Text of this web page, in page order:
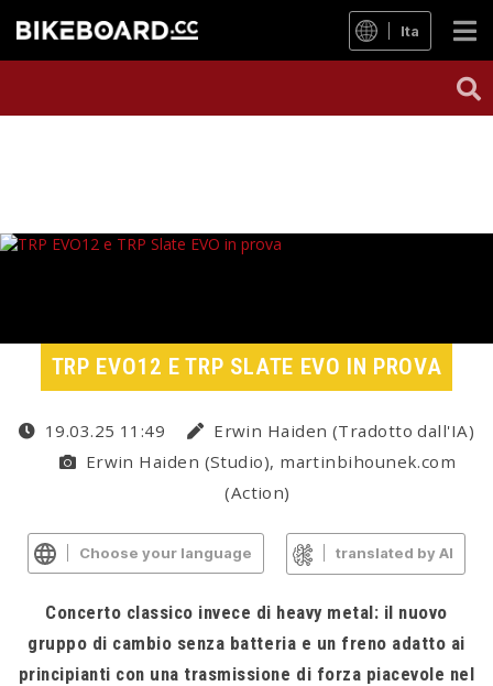
Ita
TRP EVO12 E TRP SLATE EVO IN PROVA
19.03.25 11:49
Erwin Haiden (Tradotto dall'IA)
Erwin Haiden (Studio), martinbihounek.com
(Action)
Choose your language translated by AI
Concerto classico invece di heavy metal: il nuovo
gruppo di cambio senza batteria e un freno adatto ai
principianti con una trasmissione di forza piacevole nel